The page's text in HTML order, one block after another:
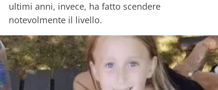
ultimi anni, invece, ha fatto scendere
notevolmente il livello.